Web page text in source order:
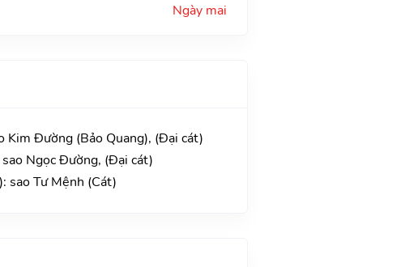
Ngày mai
Kim Đường (Bảo Quang), (Đại cát)
Ngọc Đường, (Đại cát)
sao Tư Mệnh (Cát)